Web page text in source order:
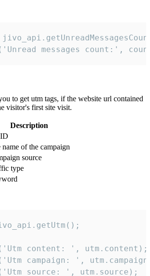
messages count:',
to get utm tags, if the website url contained
visitor's first site visit.
Description
name of the campaign
source
type
content: ', utm.content);
campaign: ',
source: ', utm.source);